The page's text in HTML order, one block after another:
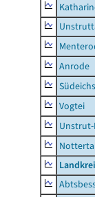
Anrode
Vogtei